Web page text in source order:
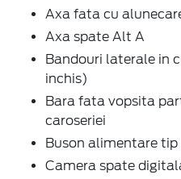
Axa fata cu
Axa spate Alt A
Bandouri laterale in
inchis)
Bara fata vopsita
caroseriei
Buson alimentare tip
Camera spate